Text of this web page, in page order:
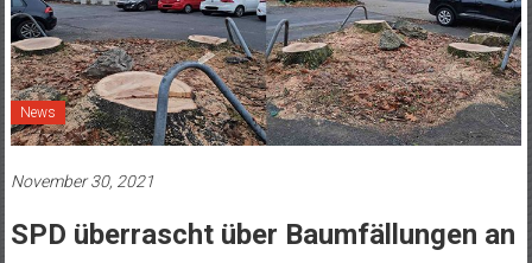
News
November 30, 2021
SPD überrascht über Baumfällungen an